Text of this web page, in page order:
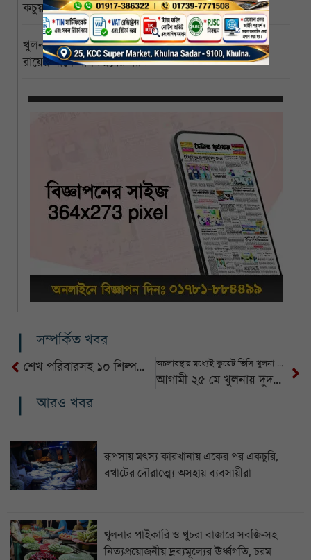
কচুয়ায় একই পরিবারের তিনজনের গলিত মরদেহ উদ্ধার
খুলনা বিশ্ববিদ্যালয়ের পাইকগাছা ক্যাম্পাস বিজ্ঞানী পিসি
রায়ের নামে নামকরণের দাবি
সম্পর্কিত খবর
শেখ পরিবারসহ ১০ শিল্পগোষ্ঠীর পৌনে ২ লাখ কোটি টাকার সম্পদ জব্দ অচলাবস্থার মধ্যেই কুয়েট ভিসি খুলনা ত্যাগ করলেন
আগামী ২৫ মে খুলনায় দুদকের গণশুনানিমিলবে অনিয়মের তাৎক্ষণিক সমাধান
আরও খবর
রূপসায় মৎস্য কারখানায় একের পর একচুরি,
বখাটের দৌরাত্ম্যে অসহায় ব্যবসায়ীরা
খুলনার পাইকারি ও খুচরা বাজারে সবজি-সহ
নিত্যপ্রয়োজনীয় দ্রব্যমূল্যের ঊর্ধ্বগতি, চরম